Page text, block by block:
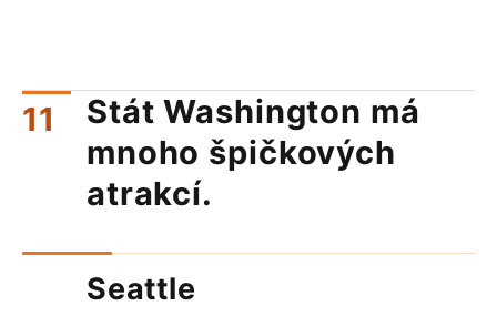
Stát Washington má
mnoho špičkových
atrakcí.
Seattle